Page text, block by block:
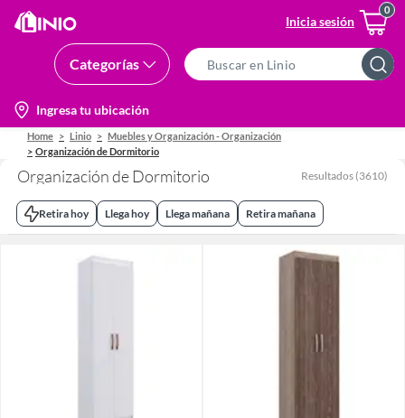
Inicia sesión
Categorías
Bar
location-
icon
Ingresa tu ubicación
Home Linio
Muebles y Organización - Organización
Organización de Dormitorio
Organización de Dormitorio Resultados (3610)
Retira hoy Llega hoy Llega mañana Retira mañana